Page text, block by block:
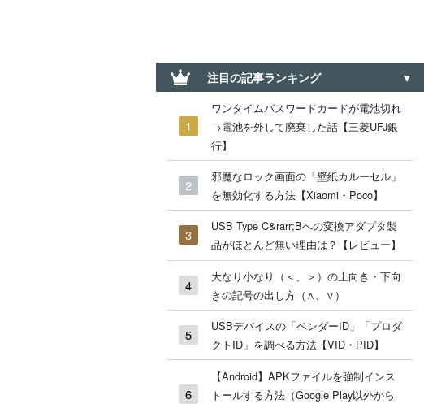
注目の記事ランキング
ワンタイムパスワードカードが電池切れ
→電池を外して廃棄した話【三菱UFJ銀
行】
邪魔なロック画面の「壁紙カルーセル」
を無効化する方法【Xiaomi・Poco】
USB Type C&rarr;Bへの変換アダプタ製
品がほとんど無い理由は？【レビュー】
大なり小なり（＜、＞）の上向き・下向
きの記号の出し方（∧、∨）
USBデバイスの「ベンダーID」「プロダ
クトID」を調べる方法【VID・PID】
【Android】APKファイルを強制インス
トールする方法（Google Play以外から